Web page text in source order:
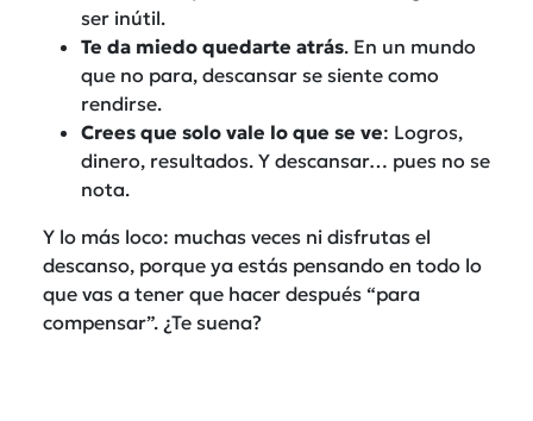
ser inútil.
Te da miedo quedarte atrás. En un mundo
que no para, descansar se siente como
rendirse.
Crees que solo vale lo que se ve: Logros,
dinero, resultados. Y descansar… pues no se
nota.
Y lo más loco: muchas veces ni disfrutas el
descanso, porque ya estás pensando en todo lo
que vas a tener que hacer después “para
compensar”. ¿Te suena?